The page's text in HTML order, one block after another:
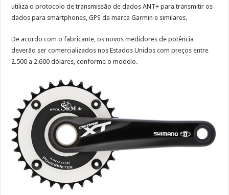
utiliza o protocolo de transmissão de dados ANT+ para transmitir os
dados para smartphones, GPS da marca Garmin e similares.
De acordo com o fabricante, os novos medidores de potência
deverão ser comercializados nos Estados Unidos com preços entre
2.500 a 2.600 dólares, conforme o modelo.